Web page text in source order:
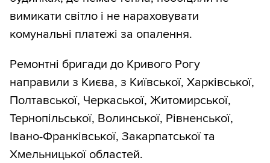
вимикати світло і не нараховувати
комунальні платежі за опалення.
Ремонтні бригади до Кривого Рогу
направили з Києва, з Київської, Харківської,
Полтавської, Черкаської, Житомирської,
Тернопільської, Волинської, Рівненської,
Івано-Франківської, Закарпатської та
Хмельницької областей.